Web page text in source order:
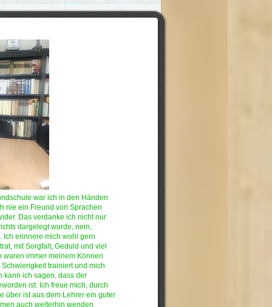
war ich in den Händen
nie ein Freund von Sprachen
Das verdanke ich nicht nur
dargelegt wurde, nein,
Ich erinnere mich wohl gern
mit Sorgfalt, Geduld und viel
waren immer meinem Können
trainiert und mich
kann ich sagen, dass der
ist. Ich freue mich, durch
über ist aus dem Lehrer ein guter
auch weiterhin wenden